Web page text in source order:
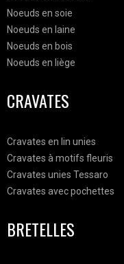
Noeuds en soie
Noeuds en laine
Noeuds en bois
Noeuds en liège
CRAVATES
Cravates en lin unies
Cravates à motifs fleuris
Cravates unies Tessaro
Cravates avec pochettes
BRETELLES